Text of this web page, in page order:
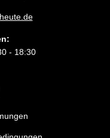
- 18:30